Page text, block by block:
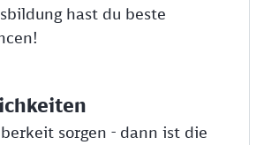
hast du beste
sorgen - dann ist die